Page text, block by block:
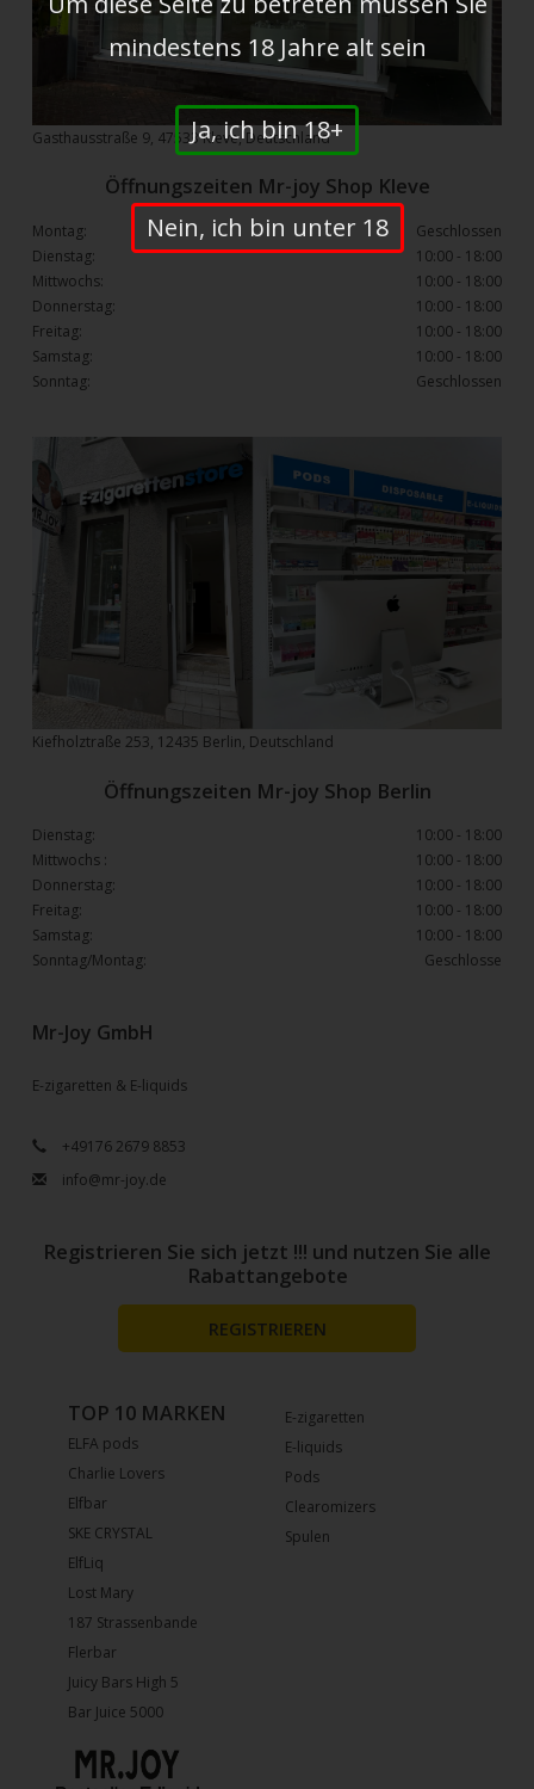
Mr-Joy GmbH
E-zigaretten & E-liquids
+49176 2679 8853
info@mr-joy.de
Gasthausstraße 9, 47533 Kleve, Deutschland
Kiefholztraße 253, 12435 Berlin, Deutschland
Öffnungszeiten Mr-joy Shop Kleve
Montag:
Geschlossen
Dienstag:
10:00 - 18:00
Mittwochs:
10:00 - 18:00
Donnerstag:
10:00 - 18:00
Freitag:
10:00 - 18:00
Samstag:
10:00 - 18:00
Sonntag:
Geschlossen
Öffnungszeiten Mr-joy Shop Berlin
Dienstag:
10:00 - 18:00
Mittwochs :
10:00 - 18:00
Donnerstag:
10:00 - 18:00
Freitag:
10:00 - 18:00
Samstag:
10:00 - 18:00
Sonntag/Montag:
Geschlosse
E-zigaretten
E-liquids
Pods
Clearomizers
Spulen
TOP 10 MARKEN
ELFA pods
Charlie Lovers
Elfbar
SKE CRYSTAL
ElfLiq
Lost Mary
187 Strassenbande
Flerbar
Juicy Bars High 5
Bar Juice 5000
Registrieren Sie sich jetzt !!! und nutzen Sie alle
Rabattangebote
REGISTRIEREN
mindestens 18 Jahre alt sein
Ja, ich bin 18+
Nein, ich bin unter 18